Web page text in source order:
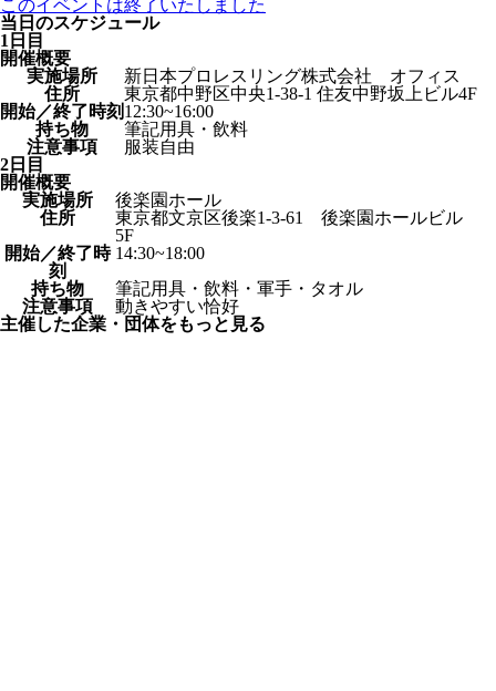
このイベントは終了いたしました
当日のスケジュール
1日目
開催概要
実施場所
新日本プロレスリング株式会社 オフィス
住所
東京都中野区中央1-38-1 住友中野坂上ビル4F
開始／終了時刻 12:30~16:00
持ち物
筆記用具・飲料
注意事項
服装自由
2日目
開催概要
実施場所
後楽園ホール
住所
東京都文京区後楽1-3-61 後楽園ホールビル
5F
開始／終了時
刻
14:30~18:00
持ち物
筆記用具・飲料・軍手・タオル
注意事項
動きやすい恰好
主催した企業・団体をもっと見る